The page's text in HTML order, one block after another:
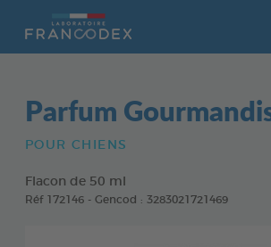
Parfum
POUR CHIENS
Flacon de 50 ml
Réf 172146 - Gencod : 3283021721469